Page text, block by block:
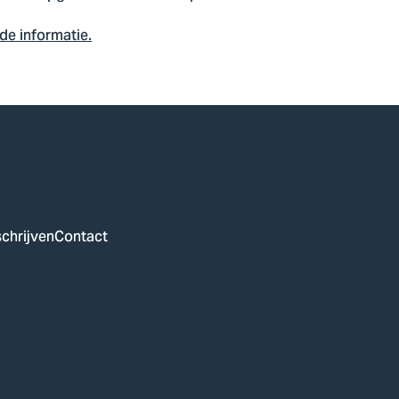
informatie.
Contact